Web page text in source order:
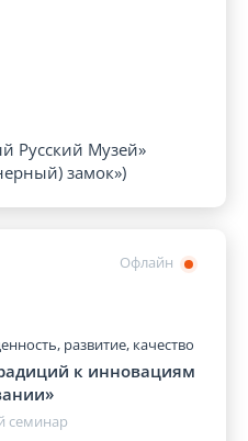
Русский Музей»
замок»)
Офлайн
развитие, качество
к инновациям
семинар